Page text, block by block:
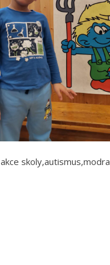
akce skoly,autismus,modra